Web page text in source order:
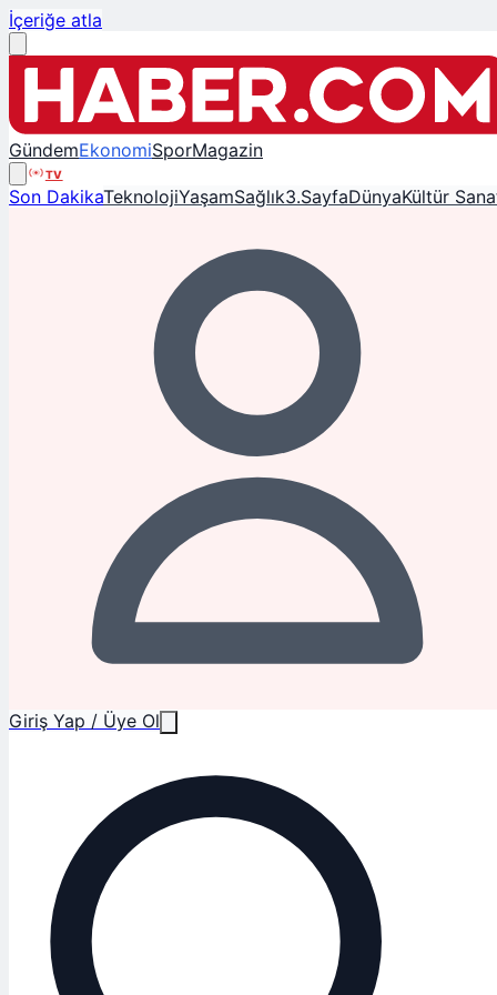
İçeriğe atla
GündemEkonomiSporMagazin
TV
Son DakikaTeknolojiYaşamSağlık3.SayfaDünyaKültür
Giriş Yap / Üye Ol